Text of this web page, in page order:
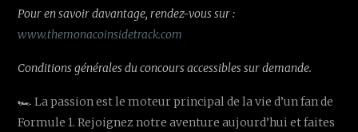
Pour en savoir davantage, rendez-vous sur :
www.themonacoinsidetrack.com
Conditions générales du concours accessibles sur demande.
🏎️ La passion est le moteur principal de la vie d’un fan de
Formule 1. Rejoignez notre aventure aujourd’hui et faites